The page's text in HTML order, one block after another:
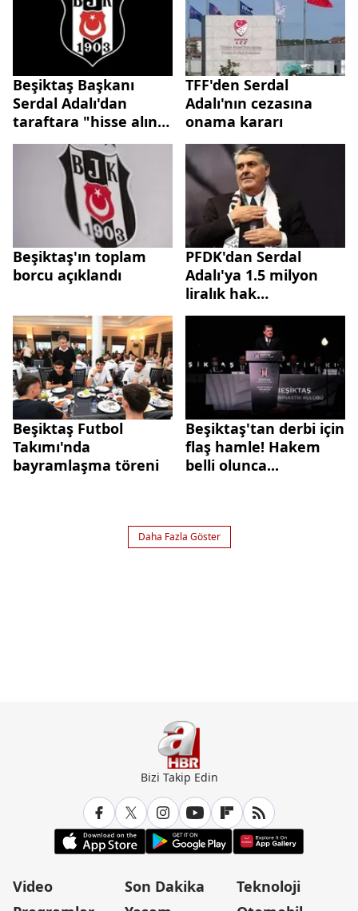
Beşiktaş Başkanı
Serdal Adalı'dan
taraftara "hisse alın"
çağrısı
TFF'den Serdal
Adalı'nın cezasına
onama kararı
Beşiktaş'ın toplam
borcu açıklandı
PFDK'dan Serdal
Adalı'ya 1.5 milyon
liralık hak
mahrumiyeti cezası
Beşiktaş Futbol
Takımı'nda
bayramlaşma töreni
Beşiktaş'tan derbi için
flaş hamle! Hakem
belli olunca...
Daha Fazla Göster
Bizi Takip Edin
Video
Son Dakika
Teknoloji